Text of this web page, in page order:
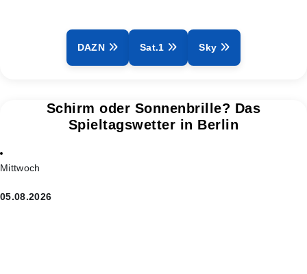
DAZN Sat.1 Sky
Schirm oder Sonnenbrille? Das
Spieltagswetter in Berlin
Mittwoch
05.08.2026